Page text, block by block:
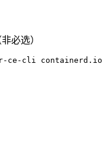
必选）
ce-cli containerd.io